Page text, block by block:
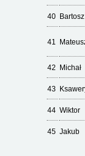
40 Bartosz
41
42 Michał
43
44 Wiktor
45 Jakub